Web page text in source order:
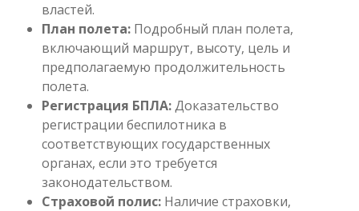
властей.
План полета: Подробный план полета,
включающий маршрут, высоту, цель и
предполагаемую продолжительность
полета.
Регистрация БПЛА:Доказательство
регистрации беспилотника в
соответствующих государственных
органах, если это требуется
законодательством.
Страховой полис: Наличие страховки,